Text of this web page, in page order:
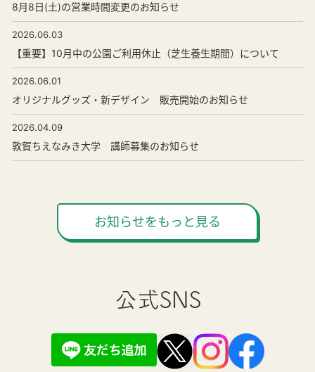
8月8日(土)の営業時間変更のお知らせ
2026.06.03
【重要】10月中の公園ご利用休止（芝生養生期間）について
2026.06.01
オリジナルグッズ・新デザイン 販売開始のお知らせ
2026.04.09
敦賀ちえなみき大学 講師募集のお知らせ
お知らせをもっと見る
公式SNS